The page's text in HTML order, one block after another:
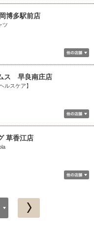
博多駅前店
ツ
ス 早良南庄店
ルスケア】
草香江店